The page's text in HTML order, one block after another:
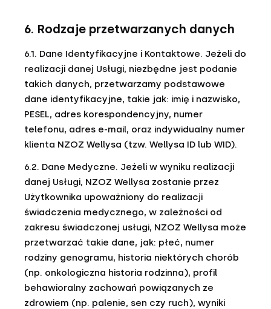
6. Rodzaje przetwarzanych danych
6.1. Dane Identyfikacyjne i Kontaktowe. Jeżeli do
realizacji danej Usługi, niezbędne jest podanie
takich danych, przetwarzamy podstawowe
dane identyfikacyjne, takie jak: imię i nazwisko,
PESEL, adres korespondencyjny, numer
telefonu, adres e-mail, oraz indywidualny numer
klienta NZOZ Wellysa (tzw. Wellysa ID lub WID).
6.2. Dane Medyczne. Jeżeli w wyniku realizacji
danej Usługi, NZOZ Wellysa zostanie przez
Użytkownika upoważniony do realizacji
świadczenia medycznego, w zależności od
zakresu świadczonej usługi, NZOZ Wellysa może
przetwarzać takie dane, jak: płeć, numer
rodziny genogramu, historia niektórych chorób
(np. onkologiczna historia rodzinna), profil
behawioralny zachowań powiązanych ze
zdrowiem (np. palenie, sen czy ruch), wyniki